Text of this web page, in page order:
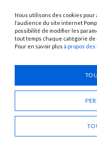
1120 Avenue
Pompes Japy
Nous utilisons des cookies
l’audience du site internet
possibilité de modifier les
tout temps chaque catégorie de
Pour en savoir plus à propos des